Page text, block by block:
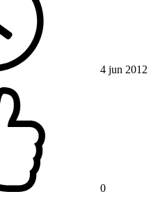
4 jun 2012
0